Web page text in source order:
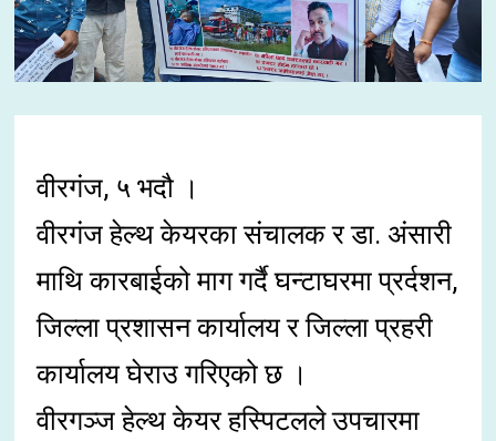
वीरगंज, ५ भदौ ।
वीरगंज हेल्थ केयरका संचालक र डा. अंसारी
माथि कारबाईको माग गर्दै घन्टाघरमा प्रर्दशन,
जिल्ला प्रशासन कार्यालय र जिल्ला प्रहरी
कार्यालय घेराउ गरिएको छ ।
वीरगञ्ज हेल्थ केयर हस्पिटलले उपचारमा